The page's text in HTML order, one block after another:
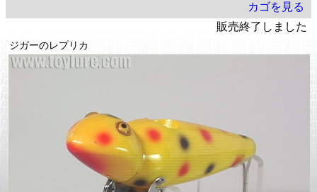
カゴを見る
販売終了しました
ジガーのレプリカ